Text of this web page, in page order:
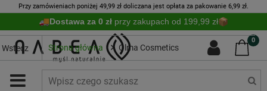
Przy zamówieniach poniżej 49,99 zł doliczana jest opłata za pakowanie 6,99 zł.
Dostawa za 0 zł przy zakupach od 199,99 zł
0
Wstecz Strona główna Olma Cosmetics